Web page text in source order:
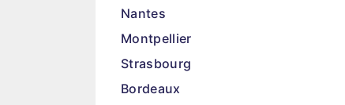
Nantes
Montpellier
Strasbourg
Bordeaux